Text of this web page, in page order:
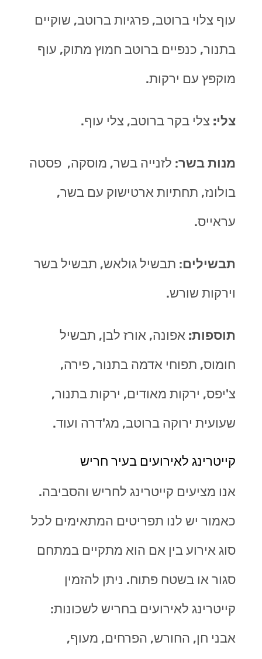
עוף צלוי ברוטב, פרגיות ברוטב, שוקיים
בתנור, כנפיים ברוטב חמוץ מתוק, עוף
מוקפץ עם ירקות.
צלי: צלי בקר ברוטב, צלי עוף.
מנות בשר: לזנייה בשר, מוסקה, פסטה
בולונז, תחתיות ארטישוק עם בשר,
עראייס.
תבשילים: תבשיל גולאש, תבשיל בשר
וירקות שורש.
תוספות: אפונה, אורז לבן, תבשיל
חומוס, תפוחי אדמה בתנור, פירה,
צ'יפס, ירקות מאודים, ירקות בתנור,
שעועית ירוקה ברוטב, מג'דרה ועוד.
קייטרינג לאירועים בעיר חריש
אנו מציעים קייטרינג לחריש והסביבה.
כאמור יש לנו תפריטים המתאימים לכל
סוג אירוע בין אם הוא מתקיים במתחם
סגור או בשטח פתוח. ניתן להזמין
קייטרינג לאירועים בחריש לשכונות:
אבני חן, החורש, הפרחים, מעוף,